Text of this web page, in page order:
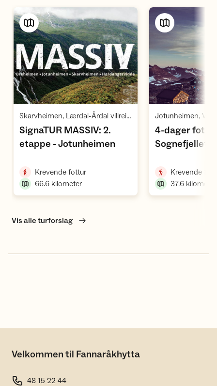
Vis turforslag
Skarvheimen, Lærdal-Årdal villreinområde, Jotunheimen, Breheimen med Jostedalsbreen, Vest-Jotunheimen villreinområde
SignaTUR MASSIV: 2.
etappe - Jotunheimen,
Krevende fottur,
66.6 kilometer
4-dager
Sognefjellet
Utladalen,
Krevende
37.6 kilometer
Vis alle turforslag
Velkommen til Fannaråkhytta
48 15 22 44